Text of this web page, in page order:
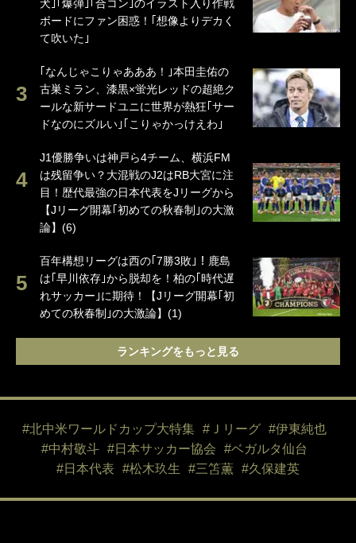
犬｣｢爆弾｣｢合コン｣のイラスト入り作戦
ボードにファン困惑！｢想像よりデカく
て吹いた｣
｢なんじゃこりゃあああ！｣本田圭佑の
古巣ミラン、漆黒×蛍光レッドの超絶ク
ールな新サードユニに世界が熱狂｢サー
ドなのにズルい｣｢こりゃかっけえわ｣
J1優勝争いは神戸ら4チーム、横浜FM
は残留争い？大混戦のJ2はRB大宮に注
目！歴代最強の日本代表をJリーグから
【Jリーグ開幕｢初めての秋春制｣の大激
論】(6)
百年構想リーグは西の｢7勝3敗｣！鹿島
は｢早川依存｣から脱却を！柏の｢時代遅
れサッカー｣に期待！【Jリーグ開幕｢初
めての秋春制｣の大激論】(1)
ランキングをもっと見る
#北中米ワールドカップ大特集 #Ｊリーグ
#伊東純也
#中村敬斗
#日本サッカー協会
#ベガルタ仙台
#日本代表
#松木玖生 #三笘薫 #久保建英